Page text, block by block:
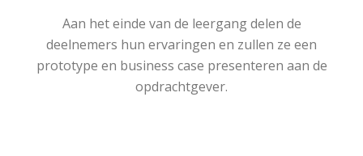
Aan het einde van de leergang delen de
deelnemers hun ervaringen en zullen ze een
prototype en business case presenteren aan de
opdrachtgever.